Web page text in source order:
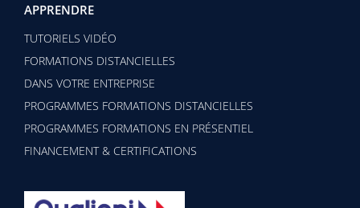
APPRENDRE
TUTORIELS VIDÉO
FORMATIONS DISTANCIELLES
DANS VOTRE ENTREPRISE
PROGRAMMES FORMATIONS DISTANCIELLES
PROGRAMMES FORMATIONS EN PRÉSENTIEL
FINANCEMENT & CERTIFICATIONS